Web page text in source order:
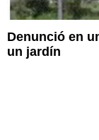
Denunció en
un jardín